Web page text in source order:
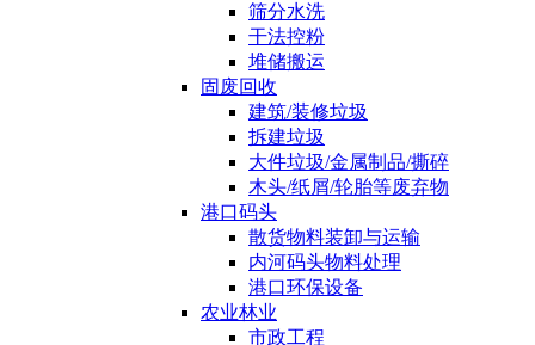
筛分水洗
干法控粉
堆储搬运
固废回收
建筑/装修垃圾
拆建垃圾
大件垃圾/金属制品/撕碎
木头/纸屑/轮胎等废弃物
港口码头
散货物料装卸与运输
内河码头物料处理
港口环保设备
农业林业
市政工程